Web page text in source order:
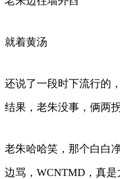
就着黄汤
还说了一段时下流行的
结果，老朱没事，俩两
老朱哈哈笑，那个白白
边骂，WCNTMD，真是